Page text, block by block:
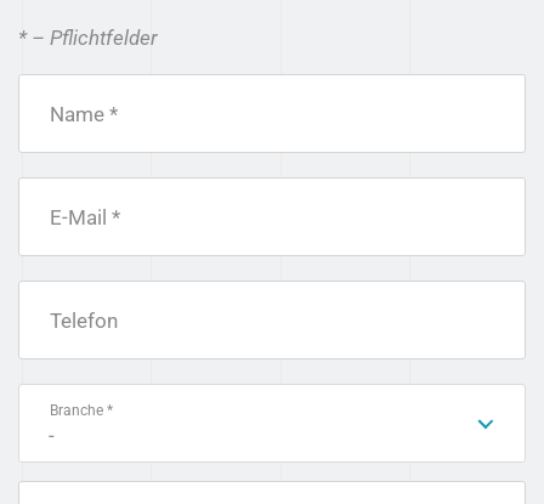
* – Pflichtfelder
Name *
E-Mail *
Telefon
Branche *
-